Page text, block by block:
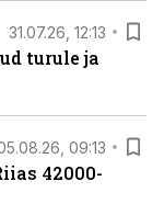
31.07.26, 12:13
turule ja
09:13
42000-